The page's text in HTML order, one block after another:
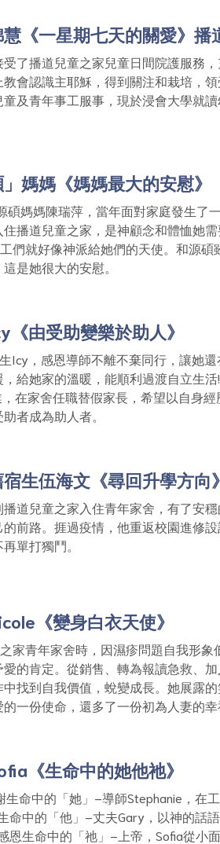
《一星期七天的關愛》播
了播道兒童之家兒童日間院護服務，
會認識主耶穌，得到關注和栽培，
及青年事工服事，現於浸會大學就
媽媽《媽媽最大的安慰》
碩媽媽陳瑞萍，當年面對家庭發生了
播道兒童之家，是神顧念和體恤她需
們就好像神派給她們的天使。和源碩
是她很大的安慰。
由受助變樂於助人》
Icy，感恩導師不離不棄同行，讓她
給她家的溫暖，能順利過渡自立生
在家舍任職替假家長，希望以自身
者成為助人者。
生伍海文《尋回升學方向》
播道兒童之家入住青年家舍，有了安
前路。捱過疫情，他重返校園進修
單打獨鬥。
《變身白衣天使》
家青年家舍時，因濕疹問題自我形象
的肯定。從銷售、轉為報讀急救、
找到自我價值，蛻變成長。她展露
一份使命，還多了一份初為人妻的幸
《生命中的她他祂》
命中的「她」–導師Stephanie，在工
命中的「他」–丈夫Gary，以神的話
恩生命中的「祂」–上帝，Sofia從小